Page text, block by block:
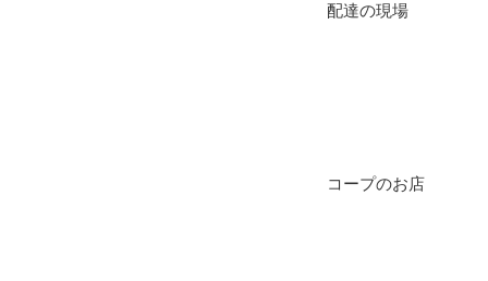
配達の現場
コープのお店